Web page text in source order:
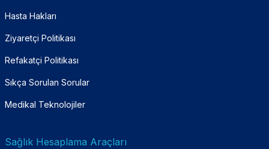
Hasta Hakları
Ziyaretçi Politikası
Refakatçi Politikası
Sıkça Sorulan Sorular
Medikal Teknolojiler
Sağlık Hesaplama Araçları